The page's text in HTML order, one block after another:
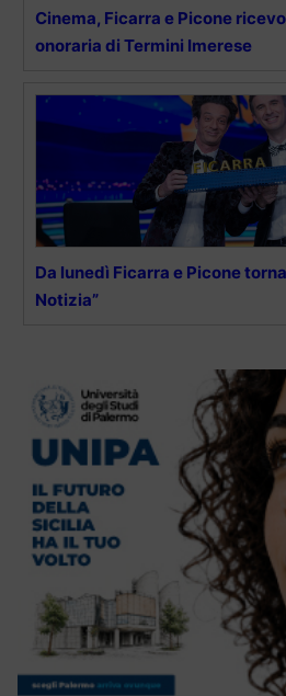
Cinema, Ficarra e Picone
onoraria di Termini Imerese
Da lunedì Ficarra e Picone
Notizia”